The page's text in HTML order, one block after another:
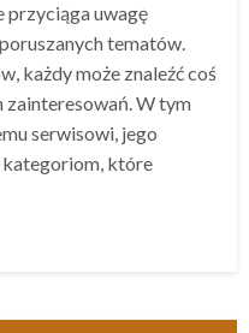
przyciąga uwagę
tematów.
każdy może znaleźć coś
zainteresowań. W tym
serwisowi, jego
które